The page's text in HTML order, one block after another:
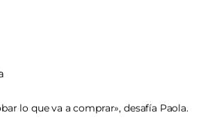
lo que va a comprar», desafía Paola.